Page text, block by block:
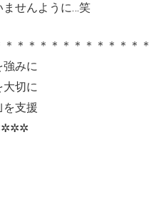
ませんように…笑
＊＊＊＊＊＊＊＊＊＊＊＊
強みに
大切に
を支援